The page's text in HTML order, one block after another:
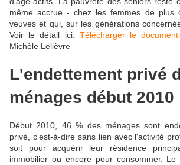
même accrue - chez les femmes de plus
veuves et qui, sur les générations
Voir le détail ici: Télécharger le document
Michèle Lelièvre
L'endettement privé
ménages début 2010
Début 2010, 46 % des ménages sont
privé, c'est-à-dire sans lien avec l'activité
soit pour acquérir leur résidence
immobilier ou encore pour consommer.